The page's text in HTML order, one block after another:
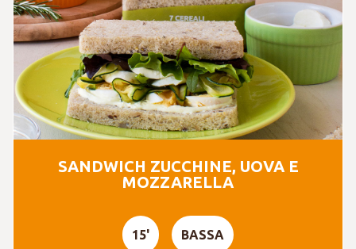
SANDWICH ZUCCHINE, UOVA E
MOZZARELLA
15' BASSA